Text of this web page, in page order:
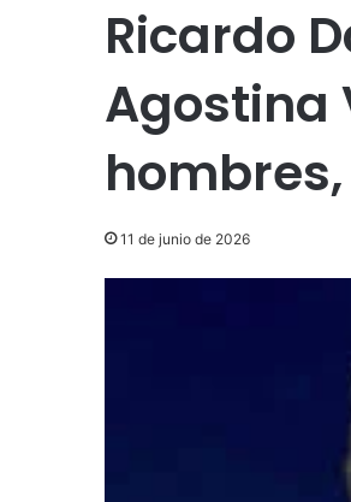
Ricardo
Agostina
11 de junio de 2026